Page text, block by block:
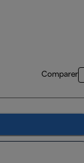
Comparer